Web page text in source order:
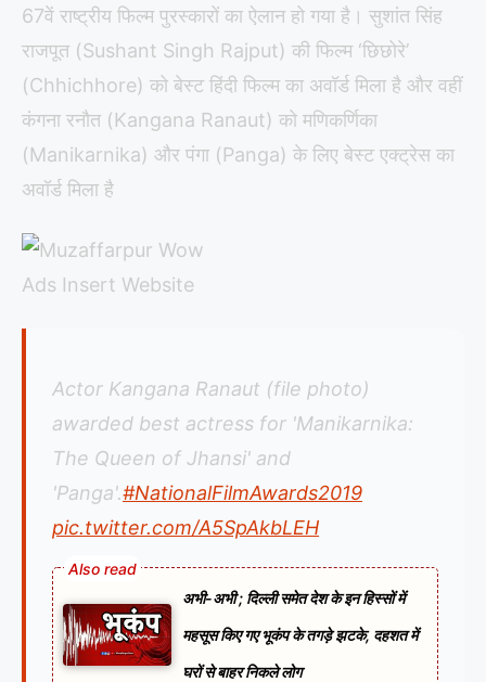
67वें राष्ट्रीय फिल्म पुरस्कारों का ऐलान हो गया है। सुशांत सिंह
राजपूत (Sushant Singh Rajput) की फिल्म ‘छिछोरे’
(Chhichhore) को बेस्ट हिंदी फिल्म का अवॉर्ड मिला है और वहीं
कंगना रनौत (Kangana Ranaut) को मणिकर्णिका
(Manikarnika) और पंगा (Panga) के लिए बेस्ट एक्ट्रेस का
अवॉर्ड मिला है
Actor Kangana Ranaut (file photo)
awarded best actress for 'Manikarnika:
The Queen of Jhansi' and
'Panga'.#NationalFilmAwards2019
pic.twitter.com/A5SpAkbLEH
अभी-अभी ; दिल्ली समेत देश के इन हिस्सों में
महसूस किए गए भूकंप के तगड़े झटके, दहशत में
घरों से बाहर निकले लोग